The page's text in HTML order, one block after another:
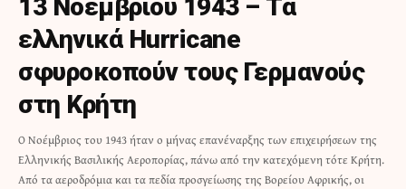
13 Nοεμβρίου 1943 – Τα
ελληνικά Hurricane
σφυροκοπούν τους Γερμανούς
στη Κρήτη
O Νοέμβριος του 1943 ήταν ο μήνας επανέναρξης των επιχειρήσεων της
Ελληνικής Βασιλικής Αεροπορίας, πάνω από την κατεχόμενη τότε Κρήτη.
Από τα αεροδρόμια και τα πεδία προσγείωσης της Βορείου Αφρικής, οι